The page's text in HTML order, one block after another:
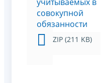
совокупной
обязанности
ZIP (211 KB)